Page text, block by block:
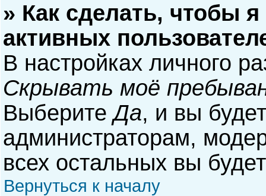
» Как сделать, чтобы
активных
В настройках личного
Скрывать моё
ВыберитеДа, и вы
администраторам,
всех остальных вы
Вернуться к началу